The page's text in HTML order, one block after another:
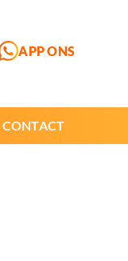
APP ONS
CONTACT